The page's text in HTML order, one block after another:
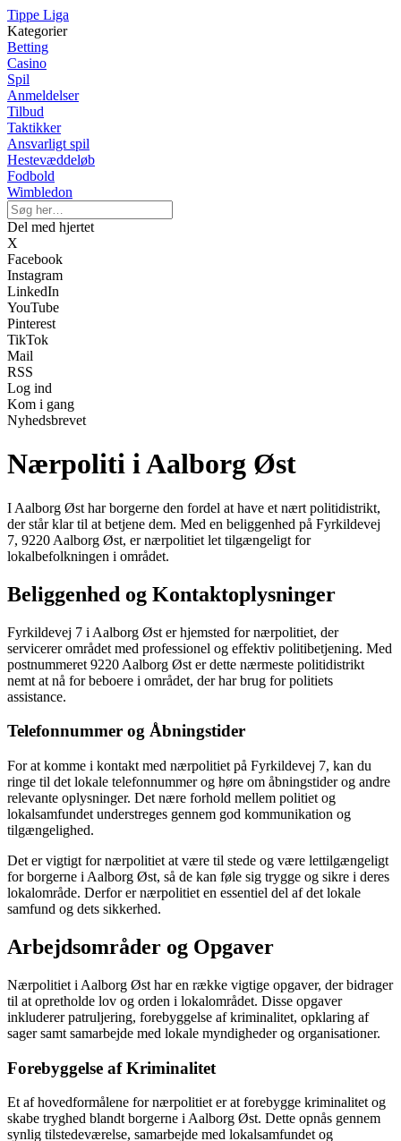
Tippe Liga
Kategorier
Betting
Casino
Spil
Anmeldelser
Tilbud
Taktikker
Ansvarligt spil
Hestevæddeløb
Fodbold
Wimbledon
Del med hjertet
X
Facebook
Instagram
LinkedIn
YouTube
Pinterest
TikTok
Mail
RSS
Log ind
Kom i gang
Nyhedsbrevet
Nærpoliti i Aalborg Øst
I Aalborg Øst har borgerne den fordel at have et nært politidistrikt,
der står klar til at betjene dem. Med en beliggenhed på Fyrkildevej
7, 9220 Aalborg Øst, er nærpolitiet let tilgængeligt for
lokalbefolkningen i området.
Beliggenhed og Kontaktoplysninger
Fyrkildevej 7 i Aalborg Øst er hjemsted for nærpolitiet, der
servicerer området med professionel og effektiv politibetjening. Med
postnummeret 9220 Aalborg Øst er dette nærmeste politidistrikt
nemt at nå for beboere i området, der har brug for politiets
assistance.
Telefonnummer og Åbningstider
For at komme i kontakt med nærpolitiet på Fyrkildevej 7, kan du
ringe til det lokale telefonnummer og høre om åbningstider og andre
relevante oplysninger. Det nære forhold mellem politiet og
lokalsamfundet understreges gennem god kommunikation og
tilgængelighed.
Det er vigtigt for nærpolitiet at være til stede og være lettilgængeligt
for borgerne i Aalborg Øst, så de kan føle sig trygge og sikre i deres
lokalområde. Derfor er nærpolitiet en essentiel del af det lokale
samfund og dets sikkerhed.
Arbejdsområder og Opgaver
Nærpolitiet i Aalborg Øst har en række vigtige opgaver, der bidrager
til at opretholde lov og orden i lokalområdet. Disse opgaver
inkluderer patruljering, forebyggelse af kriminalitet, opklaring af
sager samt samarbejde med lokale myndigheder og organisationer.
Forebyggelse af Kriminalitet
Et af hovedformålene for nærpolitiet er at forebygge kriminalitet og
skabe tryghed blandt borgerne i Aalborg Øst. Dette opnås gennem
synlig tilstedeværelse, samarbejde med lokalsamfundet og